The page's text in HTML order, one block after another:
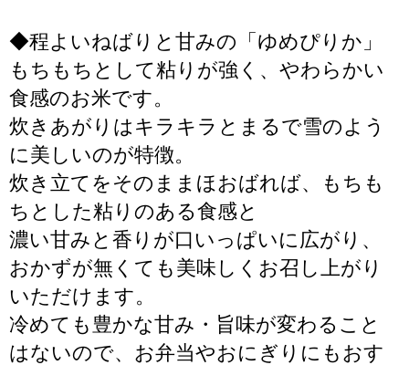
◆程よいねばりと甘みの「ゆめぴりか」
もちもちとして粘りが強く、やわらかい
食感のお米です。
炊きあがりはキラキラとまるで雪のよう
に美しいのが特徴。
炊き立てをそのままほおばれば、もちも
ちとした粘りのある食感と
濃い甘みと香りが口いっぱいに広がり、
おかずが無くても美味しくお召し上がり
いただけます。
冷めても豊かな甘み・旨味が変わること
はないので、お弁当やおにぎりにもおす